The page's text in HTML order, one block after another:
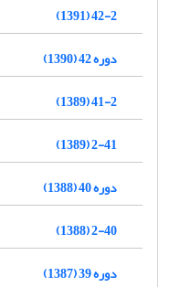
42-2 (1391)
دوره 42 (1390)
41-2 (1389)
2-41 (1389)
دوره 40 (1388)
2-40 (1388)
دوره 39 (1387)